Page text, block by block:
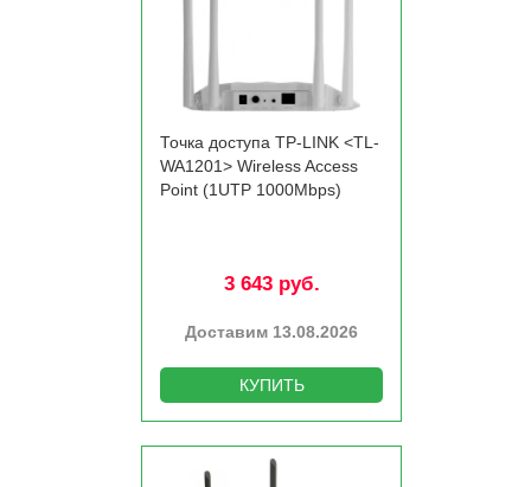
Точка доступа TP-LINK <TL-
WA1201> Wireless Access
Point (1UTP 1000Mbps)
3 643 руб.
Доставим 13.08.2026
КУПИТЬ